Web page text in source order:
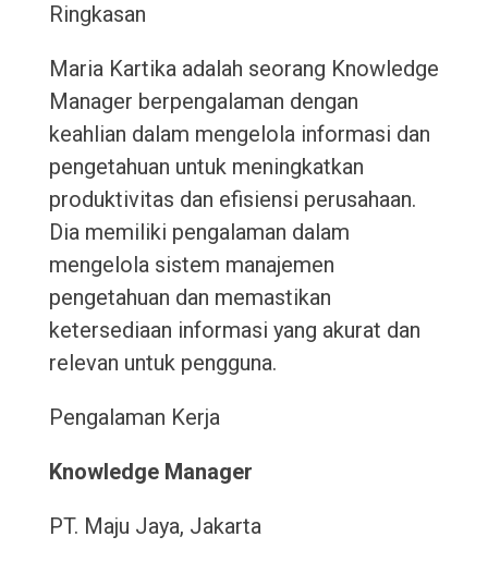
Ringkasan
Maria Kartika adalah seorang Knowledge
Manager berpengalaman dengan
keahlian dalam mengelola informasi dan
pengetahuan untuk meningkatkan
produktivitas dan efisiensi perusahaan.
Dia memiliki pengalaman dalam
mengelola sistem manajemen
pengetahuan dan memastikan
ketersediaan informasi yang akurat dan
relevan untuk pengguna.
Pengalaman Kerja
Knowledge Manager
PT. Maju Jaya, Jakarta